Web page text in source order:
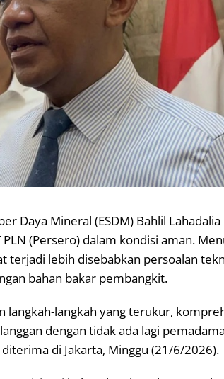
Daya Mineral (ESDM) Bahlil Lahadalia
(Persero) dalam kondisi aman.
terjadi lebih disebabkan persoalan
bahan bakar pembangkit.
langkah-langkah yang terukur,
dengan tidak ada lagi
di Jakarta, Minggu (21/6/2026).